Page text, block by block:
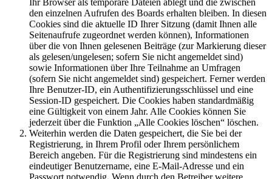
den einzelnen Aufrufen des Boards erhalten bleiben. In diesen
Cookies sind die aktuelle ID Ihrer Sitzung (damit Ihnen alle
Seitenaufrufe zugeordnet werden können), Informationen
über die von Ihnen gelesenen Beiträge (zur Markierung dieser
als gelesen/ungelesen; sofern Sie nicht angemeldet sind)
sowie Informationen über Ihre Teilnahme an Umfragen
(sofern Sie nicht angemeldet sind) gespeichert. Ferner werden
Ihre Benutzer-ID, ein Authentifizierungsschlüssel und eine
Session-ID gespeichert. Die Cookies haben standardmäßig
eine Gültigkeit von einem Jahr. Alle Cookies können Sie
jederzeit über die Funktion „Alle Cookies löschen“ löschen.
Weiterhin werden die Daten gespeichert, die Sie bei der
Registrierung, in Ihrem Profil oder Ihrem persönlichem
Bereich angeben. Für die Registrierung sind mindestens ein
eindeutiger Benutzername, eine E-Mail-Adresse und ein
Passwort notwendig. Wenn durch den Betreiber weitere